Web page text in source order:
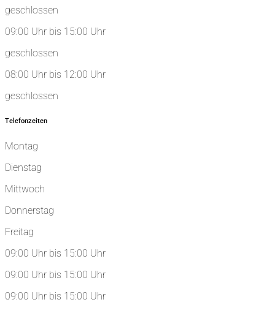
geschlossen
09:00 Uhr bis 15:00 Uhr
geschlossen
08:00 Uhr bis 12:00 Uhr
geschlossen
Telefonzeiten
Montag
Dienstag
Mittwoch
Donnerstag
Freitag
09:00 Uhr bis 15:00 Uhr
09:00 Uhr bis 15:00 Uhr
09:00 Uhr bis 15:00 Uhr